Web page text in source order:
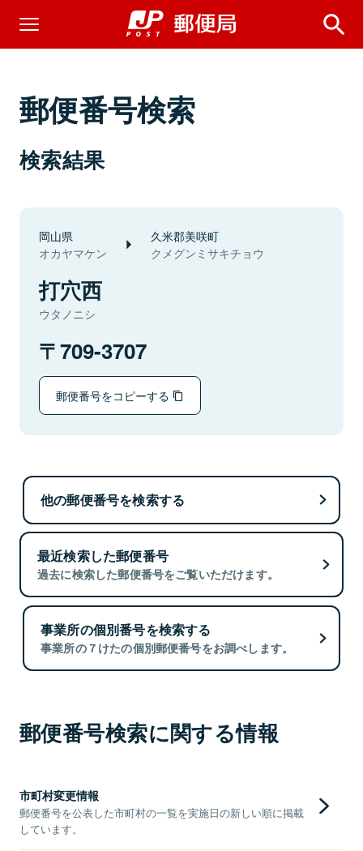
郵便番号検索
検索結果
岡山県
オカヤマケン
久米郡美咲町
クメグンミサキチョウ
打穴西
ウタノニシ
709-3707
郵便番号をコピーする
他の郵便番号を検索する
最近検索した郵便番号
過去に検索した郵便番号をご覧いただけます。
事業所の個別番号を検索する
事業所の７けたの個別郵便番号をお調べします。
郵便番号検索に関する情報
市町村変更情報
郵便番号を公表した市町村の一覧を実施日の新しい順に掲載
しています。